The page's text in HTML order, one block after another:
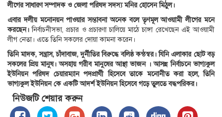
লীগের সাধারণ সম্পাদক ও জেলা পরিষদ সদস্য মনির হোসেন মিঠুল।
এবার দলীয় মনোনয়ন পাওয়ার সম্ভাবনা অনেক বলে তৃণমূল আওয়ামী লীগের মনে
করছেন। নির্বাচনীসভা, প্রচার ও প্রচারণা চালিয়ে মাঠে চাঙ্গা রেখেছেন এই আওয়ামী
লীগ নেতা। এতে তিনি সকলের দোয়া কামনা করেন।
তিনি মাদক, সন্ত্রাস, চাঁদাবাজ, দুর্নীতির বিরুদ্ধে বলিষ্ঠ কন্ঠস্বর। যিনি এলাকার ছোট বড়
সকলের প্রিয় মানুষ। অসহায় গরীব মানুষের আস্থা ভাজন । আসন্ন নির্বাচনে ভাগ্যকুল
ইউনিয়ন পরিষদ চেয়ারম্যান পদপ্রার্থী হিসেবে তাকে মনোনীত করা হলে, তিনি
ভাগ্যকুল ইউনিয়ন কে একটি আদর্শ ইউনিয়ন হিসেবে গড়ে তুলতে বদ্ধপরিকর।
নিউজটি শেয়ার করুন